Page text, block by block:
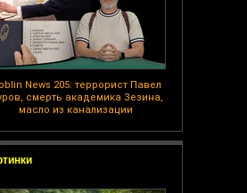
News 205: террорист Павел
смерть академика Зезина,
масло из канализации